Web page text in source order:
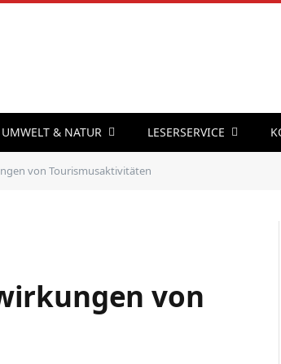
UMWELT & NATUR LESERSERVICE
von Tourismusaktivitäten
von